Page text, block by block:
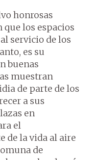
honrosas
que los espacios
servicio de los
es su
buenas
muestran
de parte de los
a sus
en
el
de la vida al aire
de